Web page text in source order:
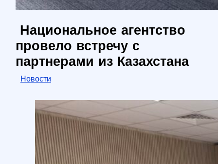
Национальное агентство
провело встречу с
партнерами из Казахстана
Новости